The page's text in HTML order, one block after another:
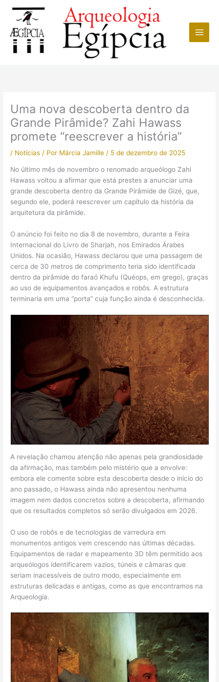
conteúdo
Uma nova descoberta dentro da
Grande Pirâmide? Zahi Hawass
promete “reescrever a história”
/ Notícias / Por Márcia Jamille / 5 de dezembro de 2025
No último mês de novembro o renomado arqueólogo Zahi
Hawass voltou a afirmar que está prestes a anunciar uma
grande descoberta dentro da Grande Pirâmide de Gizé, que,
segundo ele, poderá reescrever um capítulo da história da
arquitetura da pirâmide.
O anúncio foi feito no dia 8 de novembro, durante a Feira
Internacional do Livro de Sharjah, nos Emirados Árabes
Unidos. Na ocasião, Hawass declarou que uma passagem de
cerca de 30 metros de comprimento teria sido identificada
dentro da pirâmide do faraó Khufu (Quéops, em grego), graças
ao uso de equipamentos avançados e robôs. A estrutura
terminaria em uma “porta” cuja função ainda é desconhecida.
A revelação chamou atenção não apenas pela grandiosidade
da afirmação, mas também pelo mistério que a envolve:
embora ele comente sobre esta descoberta desde o início do
ano passado, o Hawass ainda não apresentou nenhuma
imagem nem dados concretos sobre a descoberta, afirmando
que os resultados completos só serão divulgados em 2026.
O uso de robôs e de tecnologias de varredura em
monumentos antigos vem crescendo nas últimas décadas.
Equipamentos de radar e mapeamento 3D têm permitido aos
arqueólogos identificarem vazios, túneis e câmaras que
seriam inacessíveis de outro modo, especialmente em
estruturas delicadas e antigas, como as que encontramos na
Arqueologia.